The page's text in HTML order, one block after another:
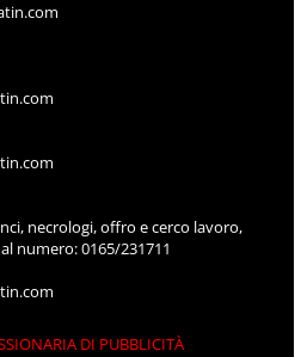
necrologi, offro e cerco lavoro,
numero: 0165/231711
DI PUBBLICITÀ